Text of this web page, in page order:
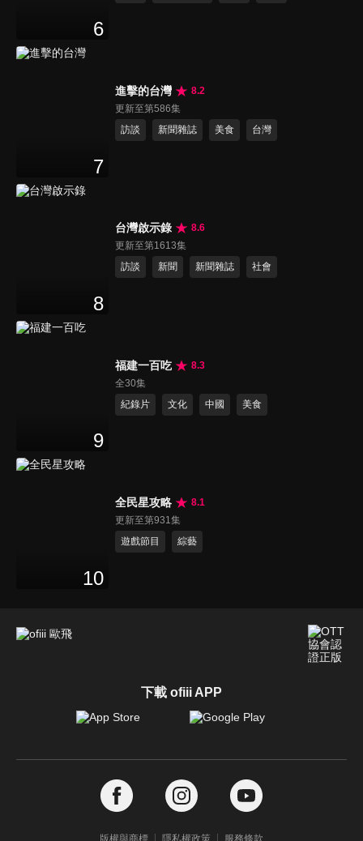
6
7
進擊的台灣
8.2
更新至第586集
訪談
新聞雜誌 美食 台灣
8
台灣啟示錄
8.6
更新至第1613集
訪談
新聞 新聞雜誌 社會
9
福建一百吃
8.3
全30集
紀錄片
文化 中國 美食
10
全民星攻略
8.1
更新至第931集
遊戲節目
綜藝
下載 ofiii APP
版權與商標 隱私權政策 服務條款